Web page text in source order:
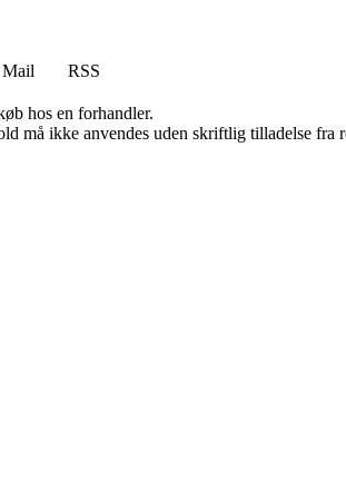
Mail
RSS
hos en forhandler.
må ikke anvendes uden skriftlig tilladelse fra